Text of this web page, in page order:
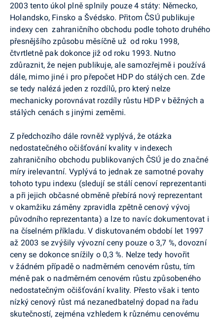
2003 tento úkol plně splnily pouze 4 státy: Německo,
Holandsko, Finsko a Švédsko. Přitom ČSÚ publikuje
indexy cen zahraničního obchodu podle tohoto druhého
přesnějšího způsobu měsíčně už od roku 1998,
čtvrtletně pak dokonce již od roku 1993. Nutno
zdůraznit, že nejen publikuje, ale samozřejmě i používá
dále, mimo jiné i pro přepočet HDP do stálých cen. Zde
se tedy nalézá jeden z rozdílů, pro který nelze
mechanicky porovnávat rozdíly růstu HDP v běžných a
stálých cenách s jinými zeměmi.
Z předchozího dále rovněž vyplývá, že otázka
nedostatečného očišťování kvality v indexech
zahraničního obchodu publikovaných ČSÚ je do značné
míry irelevantní. Vyplývá to jednak ze samotné povahy
tohoto typu indexu (sledují se stálí cenoví reprezentanti
a při jejich občasné obměně přebírá nový reprezentant
v okamžiku záměny zpravidla zpětně cenový vývoj
původního reprezentanta) a lze to navíc dokumentovat i
na číselném příkladu. V diskutovaném období let 1997
až 2003 se zvýšily vývozní ceny pouze o 3,7 %, dovozní
ceny se dokonce snížily o 0,3 %. Nelze tedy hovořit
v žádném případě o nadměrném cenovém růstu, tím
méně pak o nadměrném cenovém růstu způsobeného
nedostatečným očišťování kvality. Přesto však i tento
nízký cenový růst má nezanedbatelný dopad na řadu
skutečností, zejména vzhledem k různému cenovému